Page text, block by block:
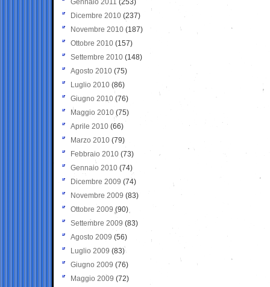
Gennaio 2011 (253)
Dicembre 2010 (237)
Novembre 2010 (187)
Ottobre 2010 (157)
Settembre 2010 (148)
Agosto 2010 (75)
Luglio 2010 (86)
Giugno 2010 (76)
Maggio 2010 (75)
Aprile 2010 (66)
Marzo 2010 (79)
Febbraio 2010 (73)
Gennaio 2010 (74)
Dicembre 2009 (74)
Novembre 2009 (83)
Ottobre 2009 (90)
Settembre 2009 (83)
Agosto 2009 (56)
Luglio 2009 (83)
Giugno 2009 (76)
Maggio 2009 (72)